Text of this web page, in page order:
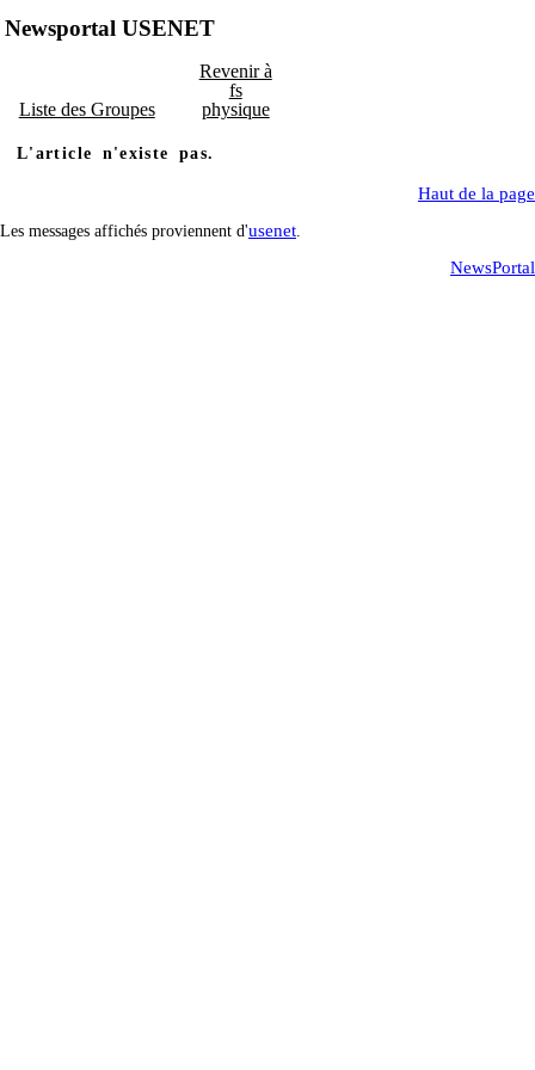
Newsportal USENET
Liste des Groupes
Revenir à
fs
physique
L'article n'existe pas.
Haut de la page
Les messages affichés proviennent d'usenet
NewsPortal